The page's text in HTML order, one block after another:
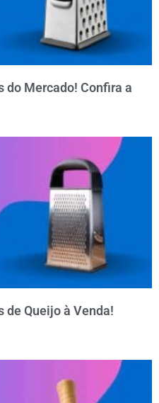
do Mercado! Confira a
de Queijo à Venda!